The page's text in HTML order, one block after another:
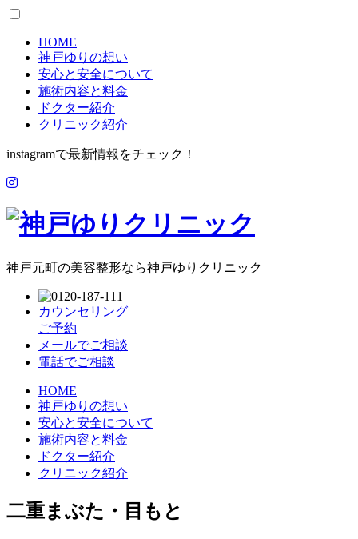
HOME
神戸ゆりの想い
安心と安全について
施術内容と料金
ドクター紹介
クリニック紹介
instagramで最新情報をチェック！
神戸元町の美容整形なら神戸ゆりクリニック
カウンセリング
ご予約
メールでご相談
電話でご相談
HOME
神戸ゆりの想い
安心と安全について
施術内容と料金
ドクター紹介
クリニック紹介
二重まぶた・目もと